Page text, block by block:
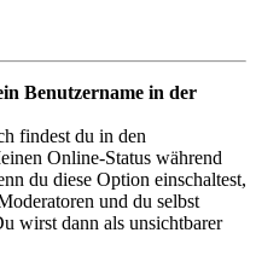
Benutzername in der
findest du in den
Online-Status während
du diese Option einschaltest,
und du selbst
wirst dann als unsichtbarer